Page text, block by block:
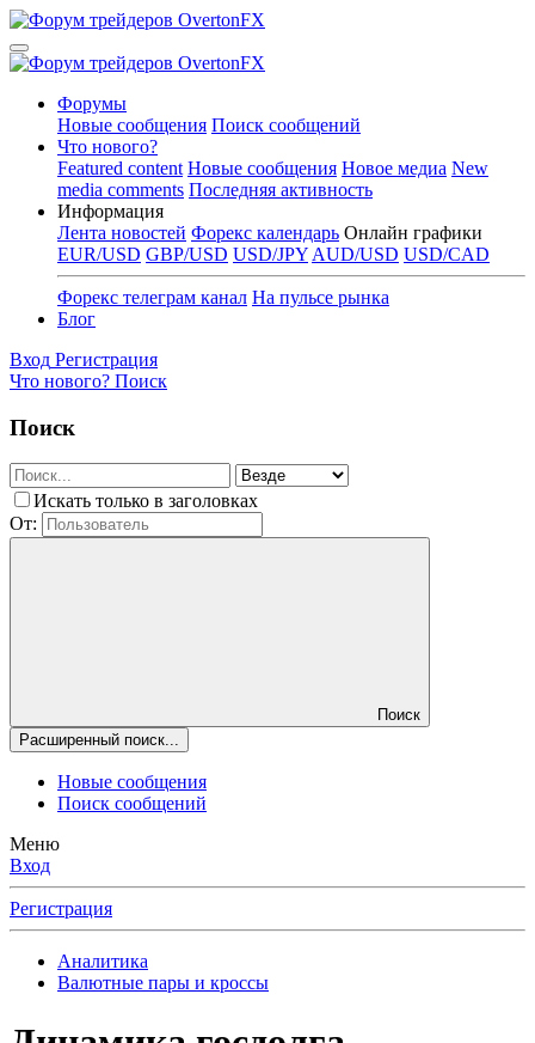
Форумы
Новые сообщения Поиск сообщений
Что нового?
Featured content Новые сообщения Новое медиа New
media comments Последняя активность
Информация
Лента новостей Форекс календарь Онлайн графики
EUR/USD GBP/USD USD/JPY AUD/USD USD/CAD
Форекс телеграм канал На пульсе рынка
Блог
Вход Регистрация
Что нового? Поиск
Поиск
Искать только в заголовках
От:
Поиск
Расширенный поиск...
Новые сообщения
Поиск сообщений
Меню
Вход
Регистрация
Аналитика
Валютные пары и кроссы